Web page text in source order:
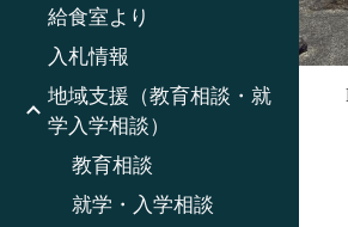
給食室より
入札情報
地域支援（教育相談・就
学入学相談）
教育相談
就学・入学相談